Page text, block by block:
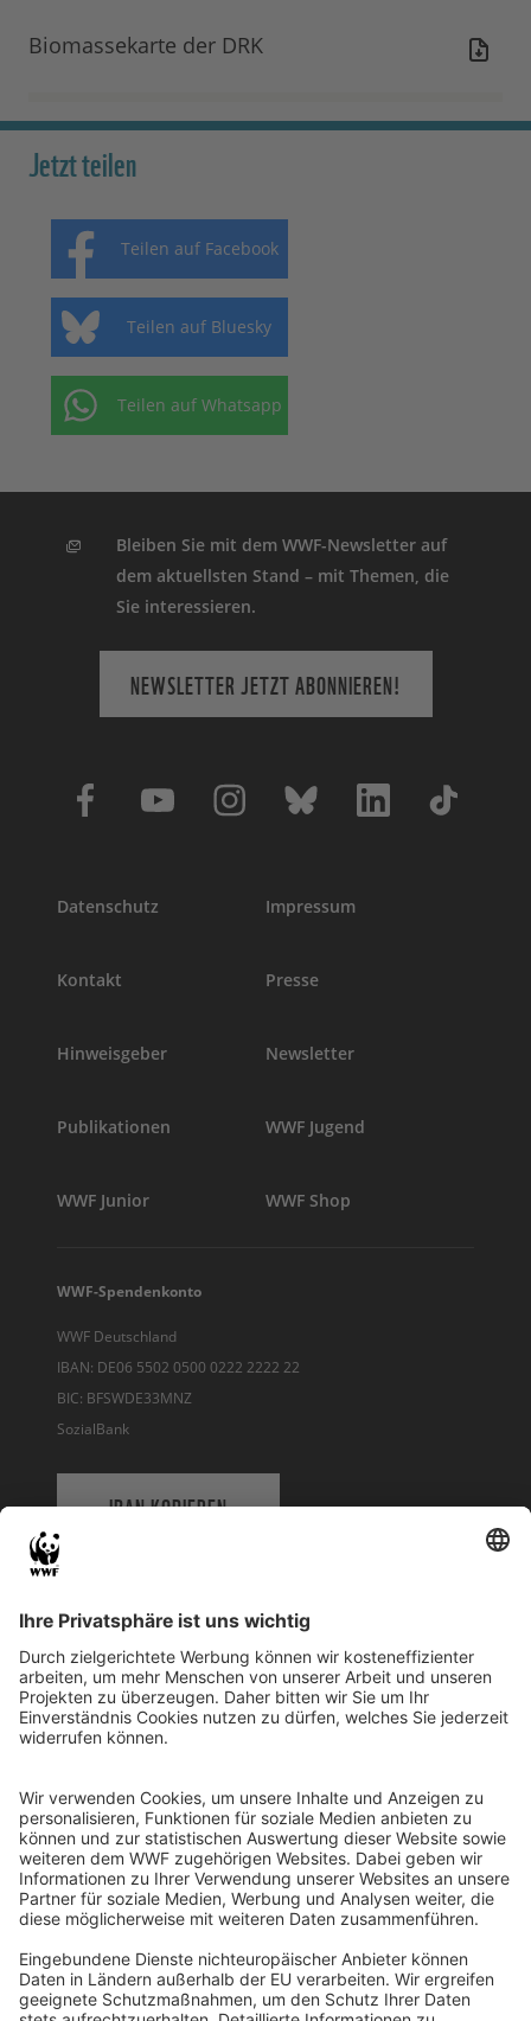
Biomassekarte der DRK
Jetzt teilen
Teilen auf Facebook
Teilen auf Bluesky
Teilen auf Whatsapp
Bleiben Sie mit dem WWF-Newsletter auf
dem aktuellsten Stand – mit Themen, die
Sie interessieren.
NEWSLETTER JETZT ABONNIEREN!
Datenschutz Impressum
Kontakt Presse
Hinweisgeber Newsletter
Publikationen WWF Jugend
WWF Junior WWF Shop
WWF-Spendenkonto
WWF Deutschland
IBAN: DE06 5502 0500 0222 2222 22
BIC: BFSWDE33MNZ
SozialBank
IBAN KOPIEREN
WWF Deutschland
Reinhardtstr. 18
10117 Berlin
Ihre Spende kann steuerlich geltend gemacht werden
Registriert als Stiftung WWF Deutschland, Senatsverwaltung für
Justiz Berlin, Az: 3416/976/2
Umsatzsteuer-Identifikationsnummer: DE 114236103
Freistellungsbescheid: Als gemeinnützige Körperschaft befreit
von der Körperschaftssteuer gem. §5 I 9 KStg. unter der
Steuernummer 27/641/09321